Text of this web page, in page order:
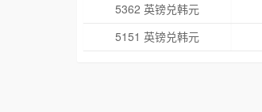
5362 英镑兑韩元
5151 英镑兑韩元